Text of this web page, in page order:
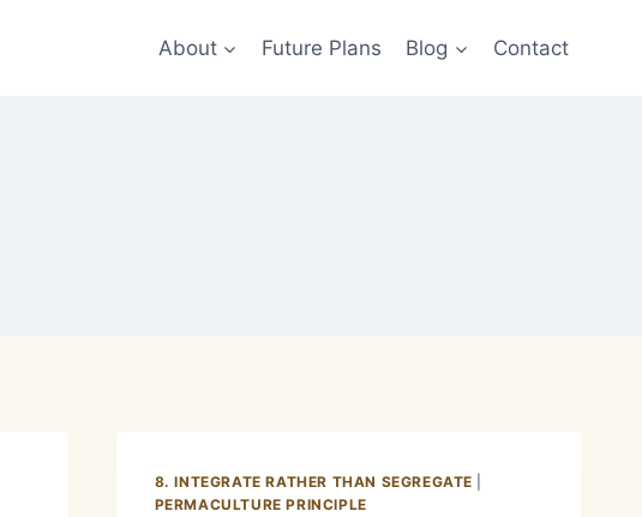
About Future Plans Blog Contact
8. INTEGRATE RATHER THAN SEGREGATE
PERMACULTURE PRINCIPLE